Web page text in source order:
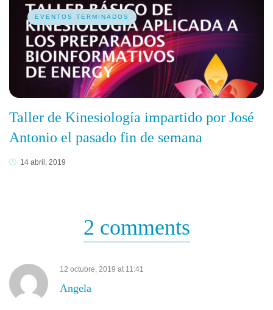
EVENTOS TERMINADOS
Taller de Kinesiología impartido por José
Antonio el pasado fin de semana
14 abril, 2019
2 comments
12 octubre, 2019 at 11:41
Angela